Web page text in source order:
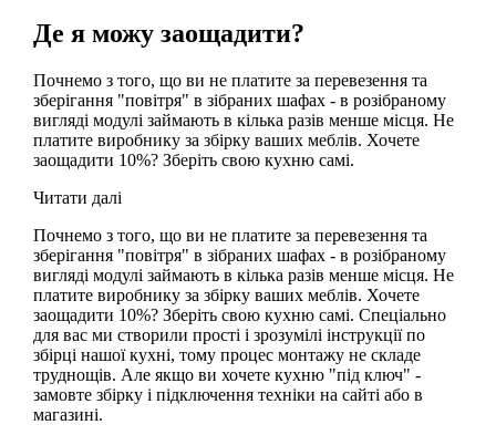
Де я можу заощадити?
Почнемо з того, що ви не платите за перевезення та
зберігання "повітря" в зібраних шафах - в розібраному
вигляді модулі займають в кілька разів менше місця. Не
платите виробнику за збірку ваших меблів. Хочете
заощадити 10%? Зберіть свою кухню самі.
Читати далі
Почнемо з того, що ви не платите за перевезення та
зберігання "повітря" в зібраних шафах - в розібраному
вигляді модулі займають в кілька разів менше місця. Не
платите виробнику за збірку ваших меблів. Хочете
заощадити 10%? Зберіть свою кухню самі. Спеціально
для вас ми створили прості і зрозумілі інструкції по
збірці нашої кухні, тому процес монтажу не складе
труднощів. Але якщо ви хочете кухню "під ключ" -
замовте збірку і підключення техніки на сайті або в
магазині.